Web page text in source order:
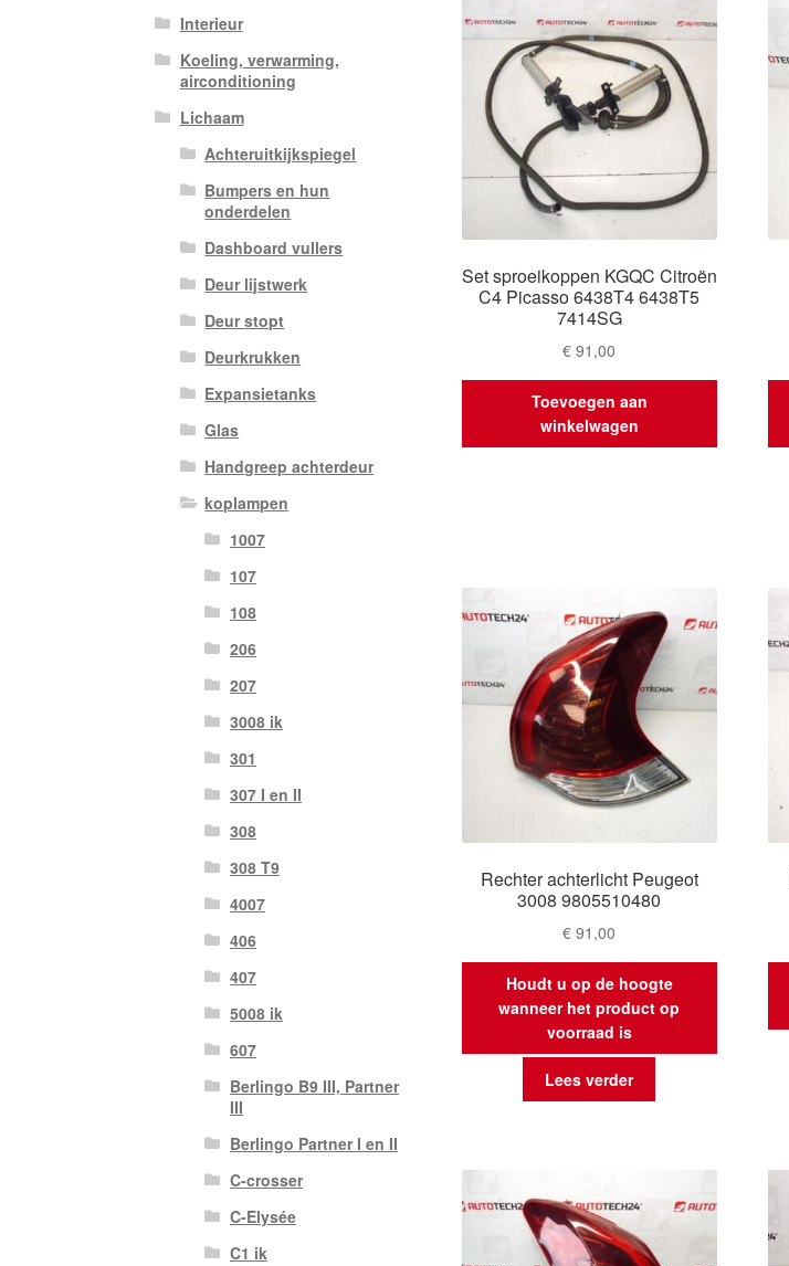
Set sproeikoppen KGQC Citroën
C4 Picasso 6438T4 6438T5
7414SG
€ 91,00
Toevoegen aan
winkelwagen
Rechter achterlicht Peugeot
3008 9805510480
€ 91,00
Houdt u op de hoogte
wanneer het product op
voorraad is
Lees verder
Interieur
Koeling, verwarming,
airconditioning
Lichaam
Achteruitkijkspiegel
Bumpers en hun
onderdelen
Dashboard vullers
Deur lijstwerk
Deur stopt
Deurkrukken
Expansietanks
Glas
Handgreep achterdeur
koplampen
1007
107
108
206
207
3008 ik
301
307 I en II
308
308 T9
4007
406
407
5008 ik
607
Berlingo B9 III, Partner
III
Berlingo Partner I en II
C-crosser
C-Elysée
C1 ik